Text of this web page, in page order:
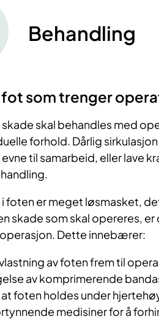
Behandling
fot som trenger
skal behandles med
forhold. Dårlig
til samarbeid, eller lave
foten er meget løsmasket,
skade som skal opereres,
Dette innebærer:
av foten frem til
av komprimerende
at foten holdes under
medisiner for å